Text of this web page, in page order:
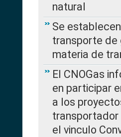
natural
Se
transporte de
materia de
El CNOGas
en participar
a los
transportador
el vinculo